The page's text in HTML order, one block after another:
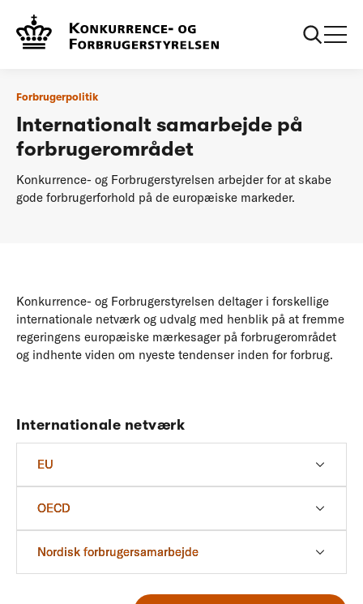
Forbrugerpolitik
Forbrugerpolitik
Internationalt samarbejde på
forbrugerområdet
Konkurrence- og Forbrugerstyrelsen arbejder for at skabe
gode forbrugerforhold på de europæiske markeder.
Konkurrence- og Forbrugerstyrelsen deltager i forskellige
internationale netværk og udvalg med henblik på at fremme
regeringens europæiske mærkesager på forbrugerområdet
og indhente viden om nyeste tendenser inden for forbrug.
Internationale netværk
EU
OECD
Nordisk forbrugersamarbejde